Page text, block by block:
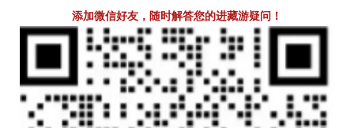
添加微信好友，随时解答您的进藏游疑问！